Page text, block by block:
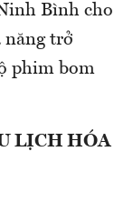
Bình cho
năng trở
phim bom
LỊCH HÓA